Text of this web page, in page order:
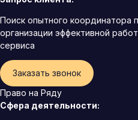
Поиск опытного координатора
организации эффективной
сервиса
Заказать звонок
Право на Ряду
Сфера деятельности: